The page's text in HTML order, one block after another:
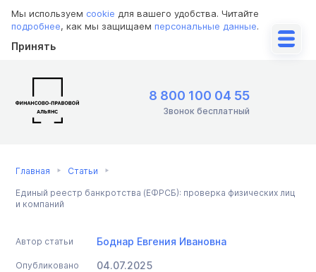
Мы используем cookie для вашего удобства. Читайте
подробнее, как мы защищаем персональные данные.
Принять
8 800 100 04 55
Звонок бесплатный
Главная Статьи
Единый реестр банкротства (ЕФРСБ): проверка физических лиц
и компаний
Автор статьи Боднар Евгения Ивановна
Опубликовано 04.07.2025